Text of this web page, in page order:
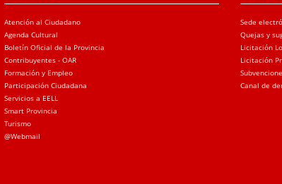
Atención al Ciudadano
Agenda Cultural
Boletín Oficial de la Provincia
Contribuyentes - OAR
Formación y Empleo
Participación Ciudadana
Servicios a EELL
Smart Provincia
Turismo
@Webmail
Sede
Quejas y
Licitación
Licitación
Canal de